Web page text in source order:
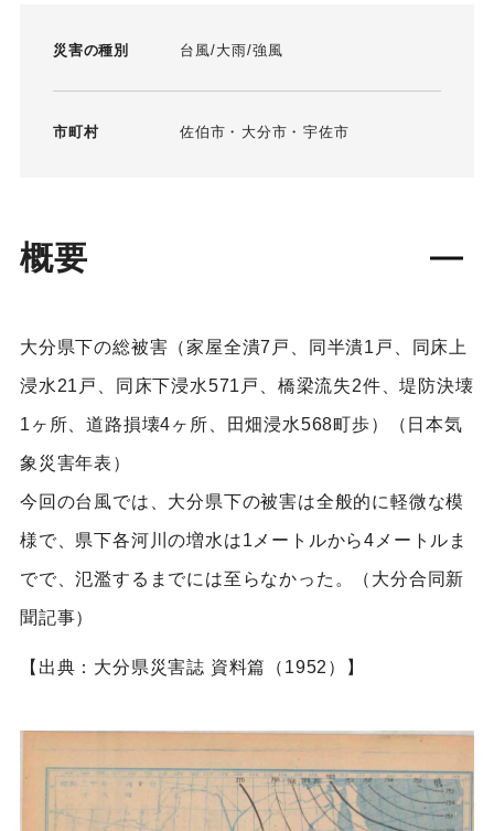
災害の種別 台風 大雨 強風
市町村 佐伯市 大分市 宇佐市
概要
大分県下の総被害（家屋全潰7戸、同半潰1戸、同床上
浸水21戸、同床下浸水571戸、橋梁流失2件、堤防決壊
1ヶ所、道路損壊4ヶ所、田畑浸水568町歩）（日本気
象災害年表）
今回の台風では、大分県下の被害は全般的に軽微な模
様で、県下各河川の増水は1メートルから4メートルま
でで、氾濫するまでには至らなかった。（大分合同新
聞記事）
【出典：大分県災害誌 資料篇（1952）】